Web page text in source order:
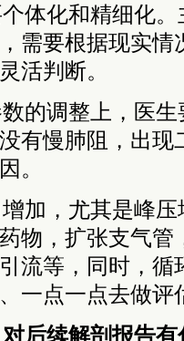
体化和精细化
需要根据现实情
活判断。
的调整上，医
有慢肺阻，出现
。
加，尤其是峰
物，扩张支气管
流等，同时，循
一点一点去做评
对后续解剖报告